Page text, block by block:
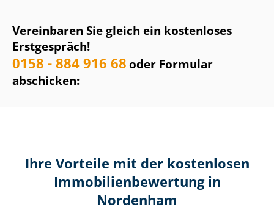
Vereinbaren Sie gleich ein kostenloses
Erstgespräch!
0158 - 884 916 68oder Formular
abschicken:
Ihre Vorteile mit der kostenlosen
Im­mo­bi­li­en­be­wer­tung in
Nordenham